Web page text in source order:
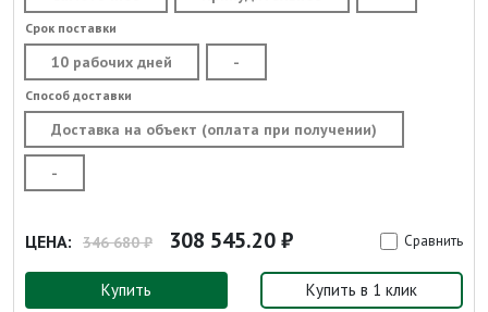
Срок поставки
10 рабочих дней -
Способ доставки
Доставка на объект (оплата при получении)
-
ЦЕНА: 346 680 ₽ 308 545.20 ₽ Сравнить
Купить Купить в 1 клик